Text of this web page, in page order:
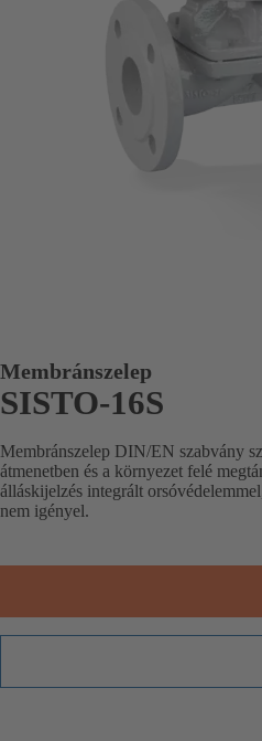
Membránszelep
SISTO-16S
Membránszelep DIN/EN szabvány
átmenetben és a környezet felé
álláskijelzés integrált
nem igényel.